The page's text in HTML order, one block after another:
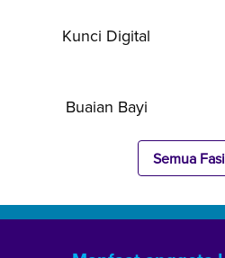
Kunci Digital
Buaian Bayi
Semua